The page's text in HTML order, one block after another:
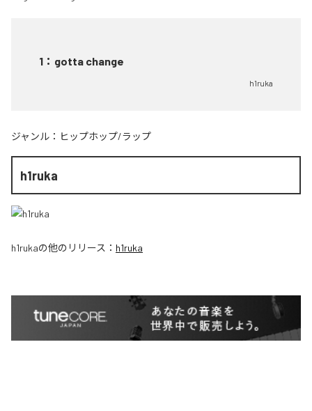
1 ： gotta change
h1ruka
ジャンル： ヒップホップ/ラップ
h1ruka
h1rukaの他のリリース： h1ruka